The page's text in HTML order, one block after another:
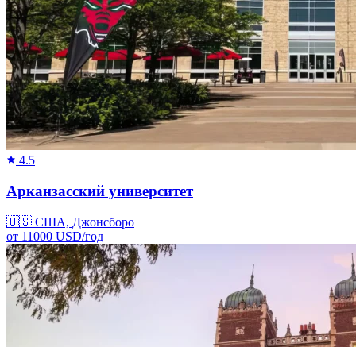
4.5
Арканзасский университет
🇺🇸 США, Джонсборо
от 11000 USD/год